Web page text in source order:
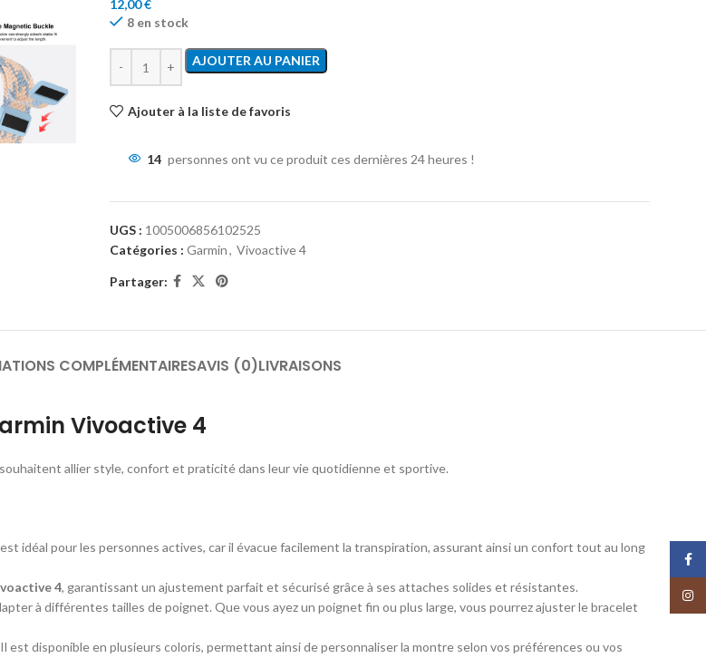
12,00€
8 en stock
AJOUTER AU PANIER
Ajouter à la liste de favoris
14 personnes ont vu ce produit ces dernières 24 heures !
UGS : 1005006856102525
Catégories : Garmin, Vivoactive 4
Partager:
COMPLÉMENTAIRESAVIS (0)LIVRAISONS
Vivoactive 4
allier style, confort et praticité dans leur vie quotidienne et sportive.
idéal pour les personnes actives, car il évacue facilement la transpiration, assurant ainsi un confort tout au long
4, garantissant un ajustement parfait et sécurisé grâce à ses attaches solides et résistantes.
à différentes tailles de poignet. Que vous ayez un poignet fin ou plus large, vous pourrez ajuster le bracelet
disponible en plusieurs coloris, permettant ainsi de personnaliser la montre selon vos préférences ou vos